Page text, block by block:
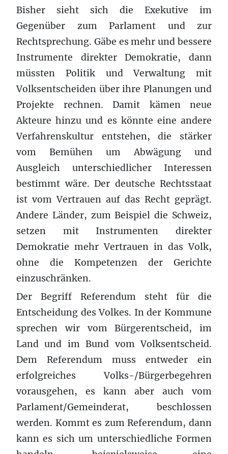
Bisher sieht sich die Exekutive im
Gegenüber zum Parlament und zur
Rechtsprechung. Gäbe es mehr und bessere
Instrumente direkter Demokratie, dann
müssten Politik und Verwaltung mit
Volksentscheiden über ihre Planungen und
Projekte rechnen. Damit kämen neue
Akteure hinzu und es könnte eine andere
Verfahrenskultur entstehen, die stärker
vom Bemühen um Abwägung und
Ausgleich unterschiedlicher Interessen
bestimmt wäre. Der deutsche Rechtsstaat
ist vom Vertrauen auf das Recht geprägt.
Andere Länder, zum Beispiel die Schweiz,
setzen mit Instrumenten direkter
Demokratie mehr Vertrauen in das Volk,
ohne die Kompetenzen der Gerichte
einzuschränken.
Der Begriff Referendum steht für die
Entscheidung des Volkes. In der Kommune
sprechen wir vom Bürgerentscheid, im
Land und im Bund vom Volksentscheid.
Dem Referendum muss entweder ein
erfolgreiches Volks-/Bürgerbegehren
vorausgehen, es kann aber auch vom
Parlament/Gemeinderat, beschlossen
werden. Kommt es zum Referendum, dann
kann es sich um unterschiedliche Formen